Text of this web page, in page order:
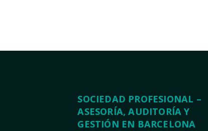
SOCIEDAD PROFESIONAL –
ASESORÍA, AUDITORÍA Y
GESTIÓN EN BARCELONA